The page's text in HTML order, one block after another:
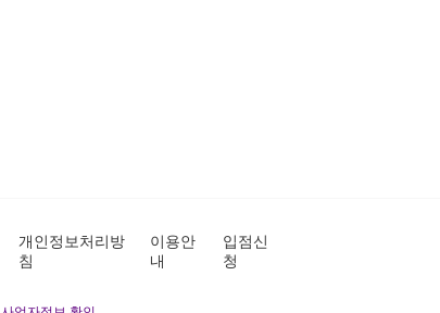
개인정보처리방
침
이용안
내
입점신
청